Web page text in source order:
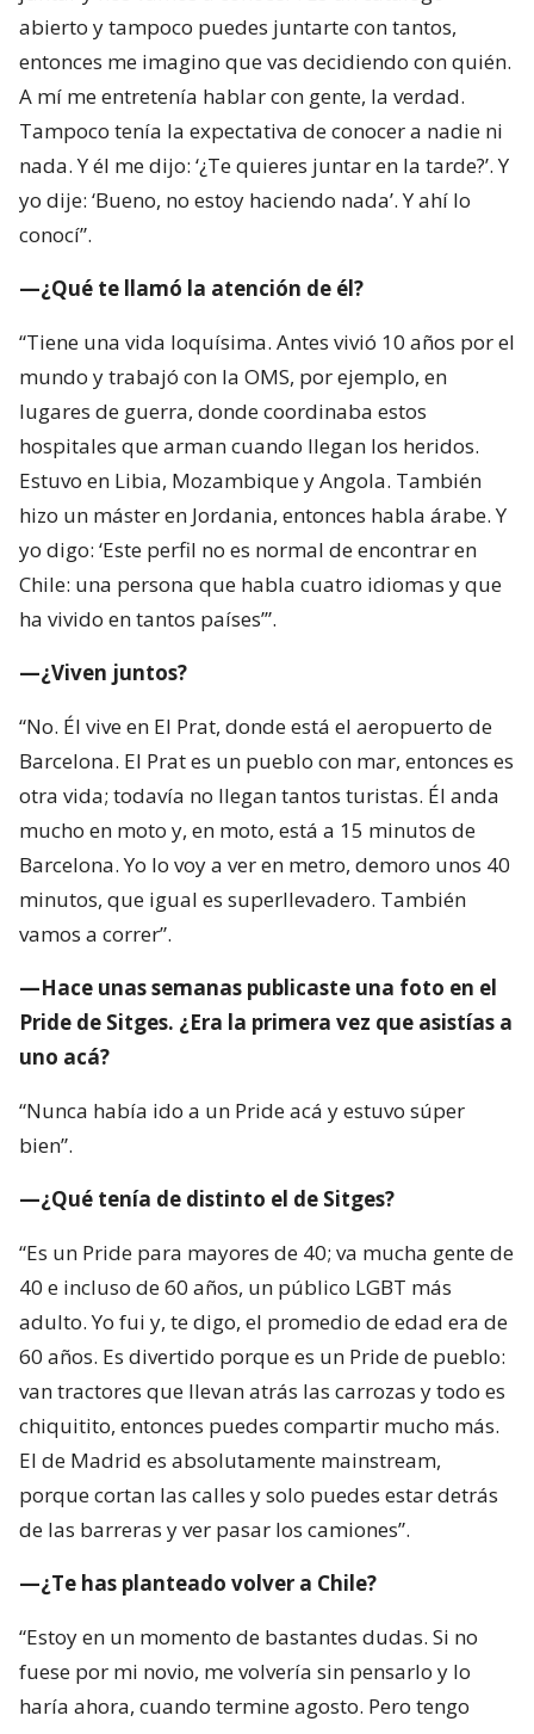
abierto y tampoco puedes juntarte con tantos,
entonces me imagino que vas decidiendo con quién.
A mí me entretenía hablar con gente, la verdad.
Tampoco tenía la expectativa de conocer a nadie ni
nada. Y él me dijo: ‘¿Te quieres juntar en la tarde?’. Y
yo dije: ‘Bueno, no estoy haciendo nada’. Y ahí lo
conocí”.
—¿Qué te llamó la atención de él?
“Tiene una vida loquísima. Antes vivió 10 años por el
mundo y trabajó con la OMS, por ejemplo, en
lugares de guerra, donde coordinaba estos
hospitales que arman cuando llegan los heridos.
Estuvo en Libia, Mozambique y Angola. También
hizo un máster en Jordania, entonces habla árabe. Y
yo digo: ‘Este perfil no es normal de encontrar en
Chile: una persona que habla cuatro idiomas y que
ha vivido en tantos países’”.
—¿Viven juntos?
“No. Él vive en El Prat, donde está el aeropuerto de
Barcelona. El Prat es un pueblo con mar, entonces es
otra vida; todavía no llegan tantos turistas. Él anda
mucho en moto y, en moto, está a 15 minutos de
Barcelona. Yo lo voy a ver en metro, demoro unos 40
minutos, que igual es superllevadero. También
vamos a correr”.
—Hace unas semanas publicaste una foto en el
Pride de Sitges. ¿Era la primera vez que asistías a
uno acá?
“Nunca había ido a un Pride acá y estuvo súper
bien”.
—¿Qué tenía de distinto el de Sitges?
“Es un Pride para mayores de 40; va mucha gente de
40 e incluso de 60 años, un público LGBT más
adulto. Yo fui y, te digo, el promedio de edad era de
60 años. Es divertido porque es un Pride de pueblo:
van tractores que llevan atrás las carrozas y todo es
chiquitito, entonces puedes compartir mucho más.
El de Madrid es absolutamente mainstream,
porque cortan las calles y solo puedes estar detrás
de las barreras y ver pasar los camiones”.
—¿Te has planteado volver a Chile?
“Estoy en un momento de bastantes dudas. Si no
fuese por mi novio, me volvería sin pensarlo y lo
haría ahora, cuando termine agosto. Pero tengo